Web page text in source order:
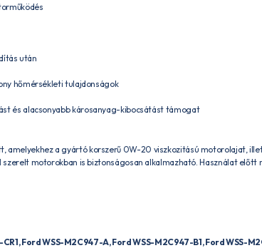
után
hőmérsékleti tulajdonságok
és alacsonyabb károsanyag-kibocsátást támogat
amelyekhez a gyártó korszerű 0W-20 viszkozitású motorolajat,
motorokban is biztonságosan alkalmazható. Használat előtt
Ford WSS-M2C947-A, Ford WSS-M2C947-B1, Ford WSS-